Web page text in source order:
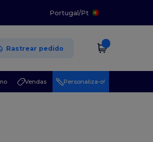
Portugal/Pt
Rastrear pedido
Vendas Personaliza-o!